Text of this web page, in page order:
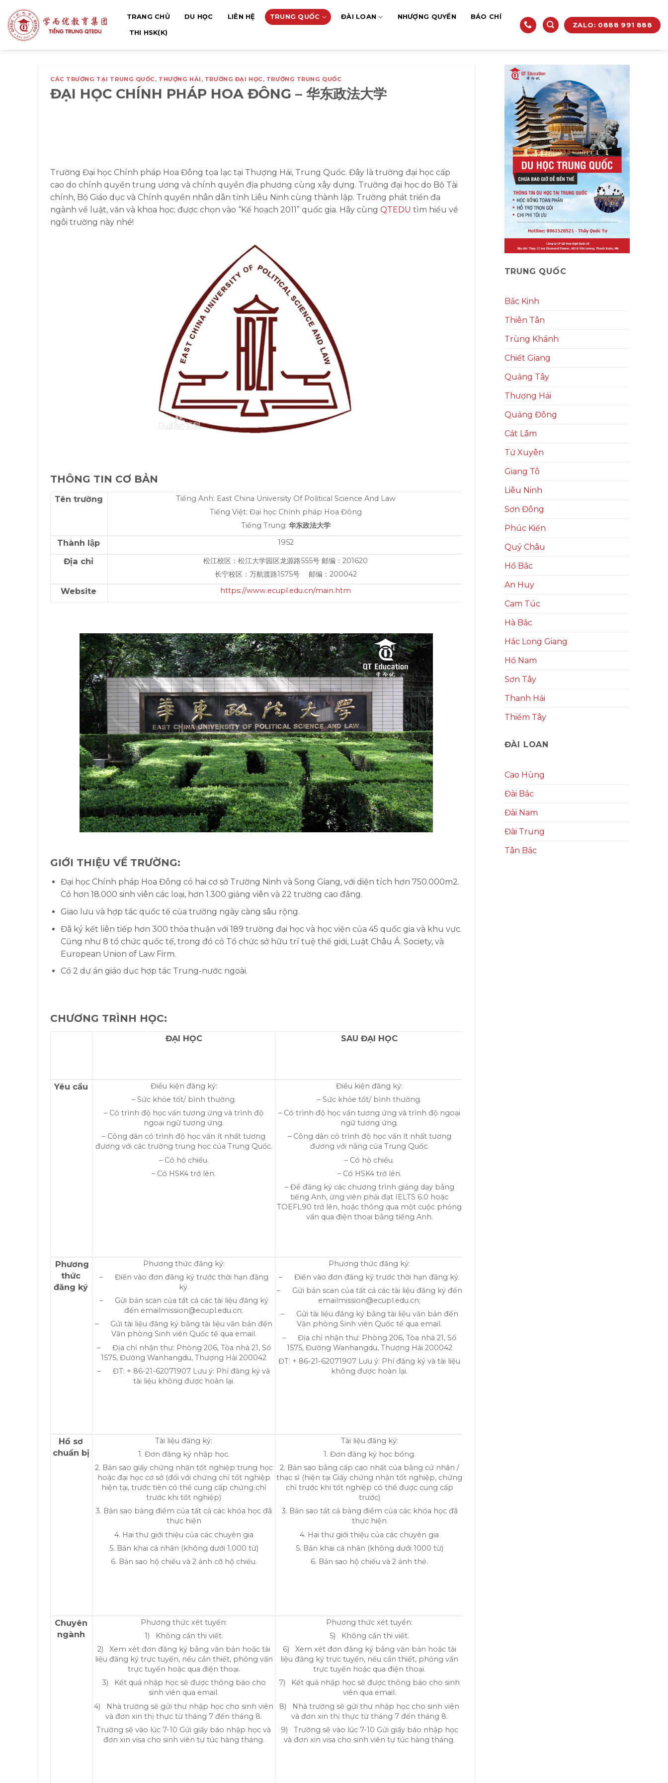
qua
nội
dung
TRANG CHỦ DU HỌC LIÊN HỆ TRUNG QUỐC ĐÀI LOAN NHƯỢNG QUYỀN BÁO CHÍ
THI HSK(K)
ZALO: 0888 991 888
CÁC TRƯỜNG TẠI TRUNG QUỐC, THƯỢNG HẢI , TRƯỜNG ĐẠI HỌC, TRƯỜNG TRUNG QUỐC
ĐẠI HỌC CHÍNH PHÁP HOA ĐÔNG – 华东政法大学
Trường Đại học Chính pháp Hoa Đông tọa lạc tại Thượng Hải, Trung Quốc. Đây là trường đại học cấp
cao do chính quyền trung ương và chính quyền địa phương cùng xây dựng. Trường đại học do Bộ Tài
chính, Bộ Giáo dục và Chính quyền nhân dân tỉnh Liêu Ninh cùng thành lập. Trường phát triển đa
ngành về luật, văn và khoa học; được chọn vào “Kế hoạch 2011” quốc gia. Hãy cùng QTEDU tìm hiểu về
ngôi trường này nhé!
THÔNG TIN CƠ BẢN
Tên trường
Tiếng Anh: East China University Of Political Science And Law
Tiếng Việt: Đại học Chính pháp Hoa Đông
Tiếng Trung: 华东政法大学
Thành lập 1952
Địa chỉ
松江校区：松江大学园区龙源路555号 邮编：201620
长宁校区：万航渡路1575号 邮编：200042
Website https://www.ecupl.edu.cn/main.htm
GIỚI THIỆU VỀ TRƯỜNG:
Đại học Chính pháp Hoa Đông có hai cơ sở Trường Ninh và Song Giang, với diện tích hơn 750.000m2.
Có hơn 18.000 sinh viên các loại, hơn 1.300 giảng viên và 22 trường cao đẳng.
Giao lưu và hợp tác quốc tế của trường ngày càng sâu rộng.
Đã ký kết liên tiếp hơn 300 thỏa thuận với 189 trường đại học và học viện của 45 quốc gia và khu vực.
Cũng như 8 tổ chức quốc tế, trong đó có Tổ chức sở hữu trí tuệ thế giới, Luật Châu Á. Society, và
European Union of Law Firm.
Có 2 dự án giáo dục hợp tác Trung-nước ngoài.
CHƯƠNG TRÌNH HỌC:
ĐẠI HỌC SAU ĐẠI HỌC
Yêu cầu
Điều kiện đăng ký:
– Sức khỏe tốt/ bình thường.
– Có trình độ học vấn tương ứng và trình độ
ngoại ngữ tương ứng.
– Công dân có trình độ học vấn ít nhất tương
đương với các trường trung học của Trung Quốc.
– Có hộ chiếu.
– Có HSK4 trở lên.
Điều kiện đăng ký:
– Sức khỏe tốt/ bình thường.
– Có trình độ học vấn tương ứng và trình độ ngoại
ngữ tương ứng.
– Công dân có trình độ học vấn ít nhất tương
đương với nằng của Trung Quốc.
– Có hộ chiếu.
– Có HSK4 trở lên.
– Để đăng ký các chương trình giảng dạy bằng
tiếng Anh, ứng viên phải đạt IELTS 6.0 hoặc
TOEFL90 trở lên, hoặc thông qua một cuộc phỏng
vấn qua điện thoại bằng tiếng Anh.
Phương
thức
đăng ký
Phương thức đăng ký:
– Điền vào đơn đăng ký trước thời hạn đăng
ký.
– Gửi bản scan của tất cả các tài liệu đăng ký
đến emailmission@ecupl.edu.cn;
– Gửi tài liệu đăng ký bằng tài liệu văn bản đến
Văn phòng Sinh viên Quốc tế qua email.
– Địa chỉ nhận thư: Phòng 206, Tòa nhà 21, Số
1575, Đường Wanhangdu, Thượng Hải 200042
– ĐT: + 86-21-62071907 Lưu ý: Phí đăng ký và
tài liệu không được hoàn lại.
Phương thức đăng ký:
– Điền vào đơn đăng ký trước thời hạn đăng ký.
– Gửi bản scan của tất cả các tài liệu đăng ký đến
emailmission@ecupl.edu.cn;
– Gửi tài liệu đăng ký bằng tài liệu văn bản đến
Văn phòng Sinh viên Quốc tế qua email.
– Địa chỉ nhận thư: Phòng 206, Tòa nhà 21, Số
1575, Đường Wanhangdu, Thượng Hải 200042
ĐT: + 86-21-62071907 Lưu ý: Phí đăng ký và tài liệu
không được hoàn lại.
Hồ sơ
chuẩn bị
Tài liệu đăng ký:
1. Đơn đăng ký nhập học.
2. Bản sao giấy chứng nhận tốt nghiệp trung học
hoặc đại học cơ sở (đối với chứng chỉ tốt nghiệp
hiện tại, trước tiên có thể cung cấp chứng chỉ
trước khi tốt nghiệp)
3. Bản sao bảng điểm của tất cả các khóa học đã
thực hiện
4. Hai thư giới thiệu của các chuyên gia
5. Bản khai cá nhân (không dưới 1.000 từ)
6. Bản sao hộ chiếu và 2 ảnh cỡ hộ chiếu.
Tài liệu đăng ký:
1. Đơn đăng ký học bổng.
2. Bản sao bằng cấp cao nhất của bằng cử nhân /
thạc sĩ (hiện tại Giấy chứng nhận tốt nghiệp, chứng
chỉ trước khi tốt nghiệp có thể được cung cấp
trước)
3. Bản sao tất cả bảng điểm của các khóa học đã
thực hiện
4. Hai thư giới thiệu của các chuyên gia
5. Bản khai cá nhân (không dưới 1000 từ)
6. Bản sao hộ chiếu và 2 ảnh thẻ.
Chuyên
ngành
Phương thức xét tuyển:
1) Không cần thi viết.
2) Xem xét đơn đăng ký bằng văn bản hoặc tài
liệu đăng ký trực tuyến, nếu cần thiết, phỏng vấn
trực tuyến hoặc qua điện thoại.
3) Kết quả nhập học sẽ được thông báo cho
sinh viên qua email.
4) Nhà trường sẽ gửi thư nhập học cho sinh viên
và đơn xin thị thực từ tháng 7 đến tháng 8.
Trường sẽ vào lúc 7-10 Gửi giấy báo nhập học và
đơn xin visa cho sinh viên tự túc hàng tháng.
Phương thức xét tuyển:
5) Không cần thi viết.
6) Xem xét đơn đăng ký bằng văn bản hoặc tài
liệu đăng ký trực tuyến, nếu cần thiết, phỏng vấn
trực tuyến hoặc qua điện thoại.
7) Kết quả nhập học sẽ được thông báo cho sinh
viên qua email.
8) Nhà trường sẽ gửi thư nhập học cho sinh viên
và đơn xin thị thực từ tháng 7 đến tháng 8.
9) Trường sẽ vào lúc 7-10 Gửi giấy báo nhập học
và đơn xin visa cho sinh viên tự túc hàng tháng.
TRUNG QUỐC
Bắc Kinh
Thiên Tân
Trùng Khánh
Chiết Giang
Quảng Tây
Thượng Hải
Quảng Đông
Cát Lâm
Tứ Xuyên
Giang Tô
Liêu Ninh
Sơn Đông
Phúc Kiến
Quý Châu
Hồ Bắc
An Huy
Cam Túc
Hà Bắc
Hắc Long Giang
Hồ Nam
Sơn Tây
Thanh Hải
Thiểm Tây
ĐÀI LOAN
Cao Hùng
Đài Bắc
Đài Nam
Đài Trung
Tân Bắc